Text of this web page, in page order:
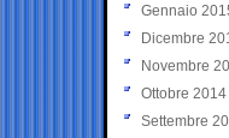
Gennaio
Dicembre
Novembre
Ottobre 2014
Settembre